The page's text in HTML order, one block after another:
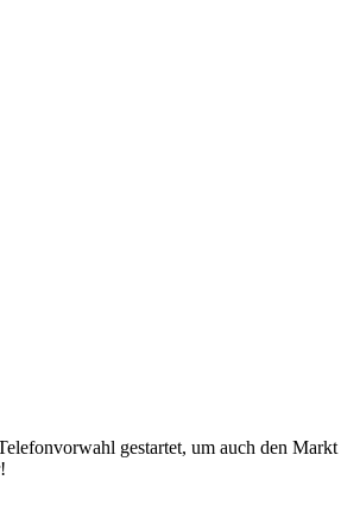
gestartet, um auch den